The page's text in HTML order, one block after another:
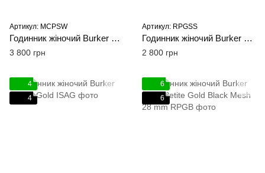
Артикул: MCPSW
Годинник жіночий Burker Macy Petite сріблястий
3 800 грн
Артикул: RPGSS
Годинник жіночий Burker Ruby золотисто-сріблястий 28 mm
2 800 грн
4
4
6
6